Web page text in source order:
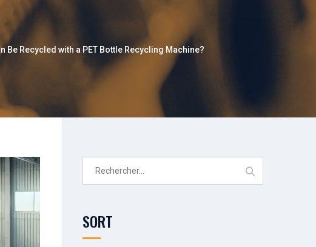
Be Recycled with a PET Bottle Recycling Machine?
SORT